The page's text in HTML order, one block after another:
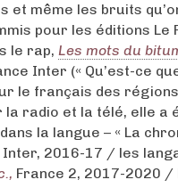
et même les bruits
pour les éditions Le
le rap, Les mots du
Inter (« Qu’est-ce
le français des régions
la radio et la télé, elle a
la langue – « La
Inter, 2016-17 / les
France 2, 2017-2020 /